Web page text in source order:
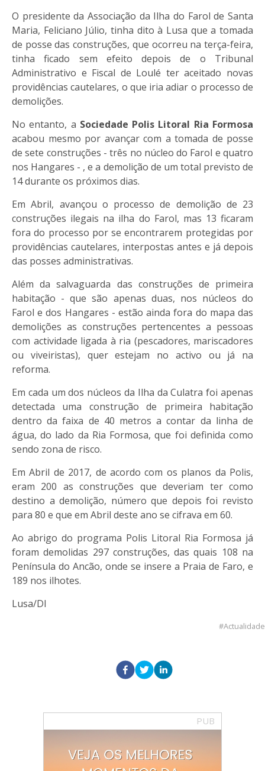
O presidente da Associação da Ilha do Farol de Santa
Maria, Feliciano Júlio, tinha dito à Lusa que a tomada
de posse das construções, que ocorreu na terça-feira,
tinha ficado sem efeito depois de o Tribunal
Administrativo e Fiscal de Loulé ter aceitado novas
providências cautelares, o que iria adiar o processo de
demolições.
No entanto, a Sociedade Polis Litoral Ria Formosa
acabou mesmo por avançar com a tomada de posse
de sete construções - três no núcleo do Farol e quatro
nos Hangares - , e a demolição de um total previsto de
14 durante os próximos dias.
Em Abril, avançou o processo de demolição de 23
construções ilegais na ilha do Farol, mas 13 ficaram
fora do processo por se encontrarem protegidas por
providências cautelares, interpostas antes e já depois
das posses administrativas.
Além da salvaguarda das construções de primeira
habitação - que são apenas duas, nos núcleos do
Farol e dos Hangares - estão ainda fora do mapa das
demolições as construções pertencentes a pessoas
com actividade ligada à ria (pescadores, mariscadores
ou viveiristas), quer estejam no activo ou já na
reforma.
Em cada um dos núcleos da Ilha da Culatra foi apenas
detectada uma construção de primeira habitação
dentro da faixa de 40 metros a contar da linha de
água, do lado da Ria Formosa, que foi definida como
sendo zona de risco.
Em Abril de 2017, de acordo com os planos da Polis,
eram 200 as construções que deveriam ter como
destino a demolição, número que depois foi revisto
para 80 e que em Abril deste ano se cifrava em 60.
Ao abrigo do programa Polis Litoral Ria Formosa já
foram demolidas 297 construções, das quais 108 na
Península do Ancão, onde se insere a Praia de Faro, e
189 nos ilhotes.
Lusa/DI
Actualidade
PUB